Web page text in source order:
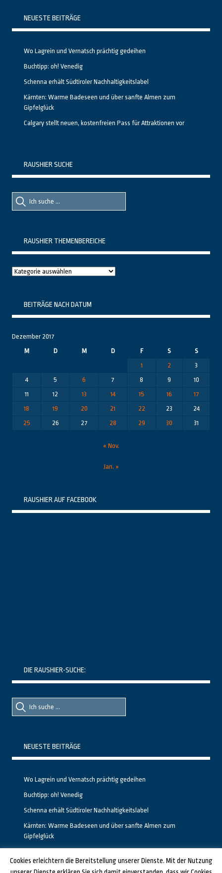
NEUESTE BEITRÄGE
Wo Lagrein und Vernatsch prächtig gedeihen
Buchtipp: oh! Venedig
Schenna erhält Südtiroler Nachhaltigkeitslabel
Kärnten: Warme Badeseen und über sanfte Almen zum
Gipfelglück
Calgary stellt neuen, kostenfreien Pass für Attraktionen vor
RAUSHIER SUCHE
Suche
nach::
Suche
nach:
RAUSHIER THEMENBEREICHE
Raushier
BEITRÄGE NACH DATUM
Dezember 2017
M
D M D F S
S
1
2
3
4
5 6 7 8 9
10
11
12 13 14 15 16
17
18
19 20 21 22 23
24
25
26 27 28 29 30 31
« Nov.
Jan. »
RAUSHIER AUF FACEBOOK
DIE RAUSHIER-SUCHE:
Suche
nach::
Suche
nach:
NEUESTE BEITRÄGE
Wo Lagrein und Vernatsch prächtig gedeihen
Buchtipp: oh! Venedig
Schenna erhält Südtiroler Nachhaltigkeitslabel
Kärnten: Warme Badeseen und über sanfte Almen zum
Gipfelglück
Cookies erleichtern die Bereitstellung unserer Dienste. Mit der Nutzung